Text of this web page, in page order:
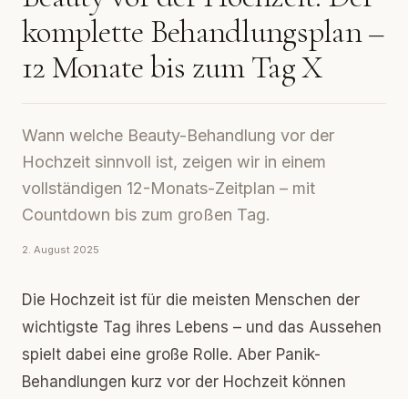
komplette Behandlungsplan –
12 Monate bis zum Tag X
Wann welche Beauty-Behandlung vor der
Hochzeit sinnvoll ist, zeigen wir in einem
vollständigen 12-Monats-Zeitplan – mit
Countdown bis zum großen Tag.
2. August 2025
Die Hochzeit ist für die meisten Menschen der
wichtigste Tag ihres Lebens – und das Aussehen
spielt dabei eine große Rolle. Aber Panik-
Behandlungen kurz vor der Hochzeit können